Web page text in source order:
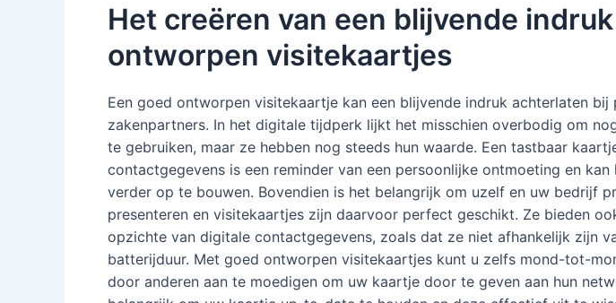
Het creëren van een blijvende
ontworpen visitekaartjes
Een goed ontworpen visitekaartje kan een blijvende indruk achterlaten bij
zakenpartners. In het digitale tijdperk lijkt het misschien overbodig om
te gebruiken, maar ze hebben nog steeds hun waarde. Een tastbaar
contactgegevens is een reminder van een persoonlijke ontmoeting en kan
verder op te bouwen. Bovendien is het belangrijk om uzelf en uw bedrijf
presenteren en visitekaartjes zijn daarvoor perfect geschikt. Ze bieden
opzichte van digitale contactgegevens, zoals dat ze niet afhankelijk zijn
batterijduur. Met goed ontworpen visitekaartjes kunt u zelfs mond-tot-
door anderen aan te moedigen om uw kaartje door te geven aan hun